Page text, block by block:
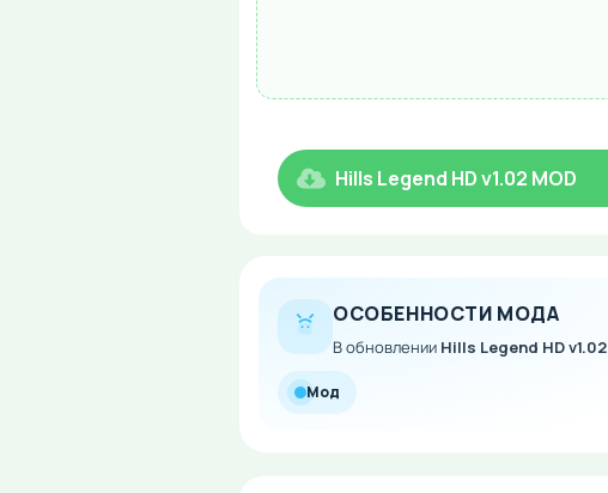
Hills Legend HD v1.02 MOD
ОСОБЕННОСТИ МОДА
В обновлении Hills Legend HD v1.02
Мод